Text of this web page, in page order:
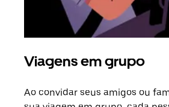
Viagens em grupo
Ao convidar seus amigos ou